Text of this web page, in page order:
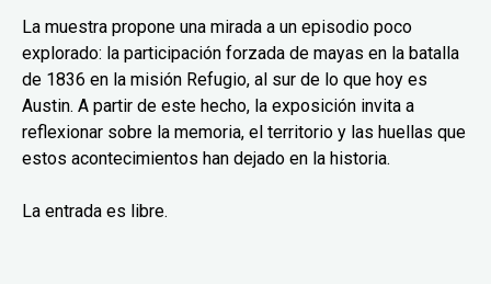
La muestra propone una mirada a un episodio poco
explorado: la participación forzada de mayas en la batalla
de 1836 en la misión Refugio, al sur de lo que hoy es
Austin. A partir de este hecho, la exposición invita a
reflexionar sobre la memoria, el territorio y las huellas que
estos acontecimientos han dejado en la historia.
La entrada es libre.